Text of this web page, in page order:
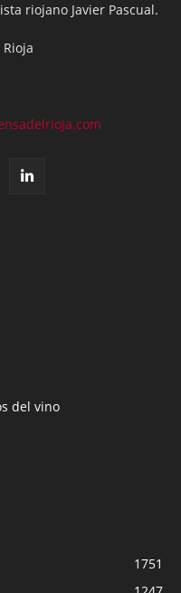
riojano Javier Pascual.
Rioja
del vino
1751